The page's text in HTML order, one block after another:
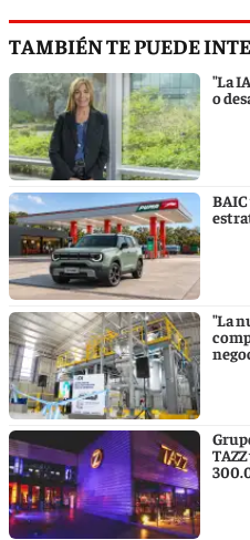
TAMBIÉN TE PUEDE
"La
o
"La